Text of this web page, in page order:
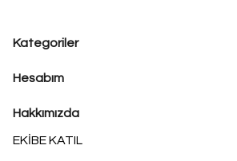
Kategoriler
Hesabım
Hakkımızda
EKİBE KATIL